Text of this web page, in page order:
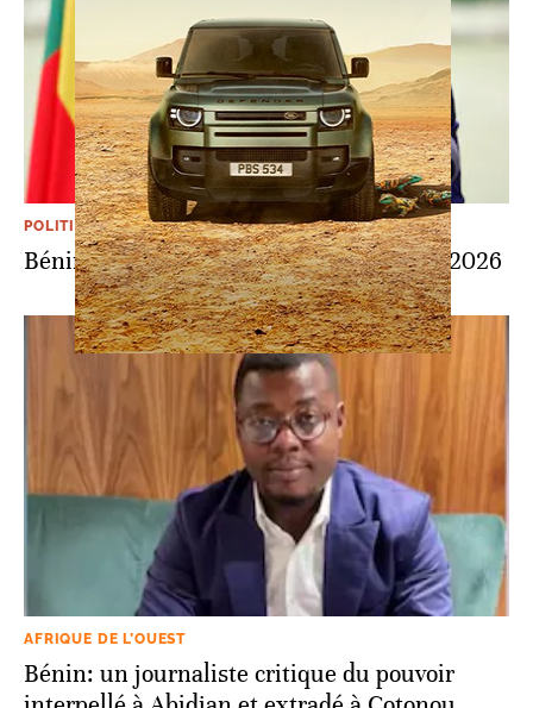
POLITIQUE
Bénin: la présidentielle fixée au 12 avril 2026
AFRIQUE DE L’OUEST
Bénin: un journaliste critique du pouvoir